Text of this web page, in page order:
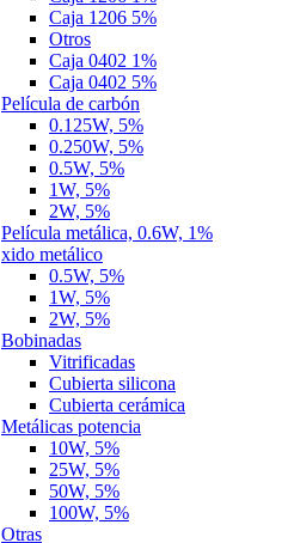
Caja 1206 5%
Otros
Caja 0402 1%
Caja 0402 5%
Película de carbón
0.125W, 5%
0.250W, 5%
0.5W, 5%
1W, 5%
2W, 5%
Película metálica, 0.6W, 1%
xido metálico
0.5W, 5%
1W, 5%
2W, 5%
Bobinadas
Vitrificadas
Cubierta silicona
Cubierta cerámica
Metálicas potencia
10W, 5%
25W, 5%
50W, 5%
100W, 5%
Otras